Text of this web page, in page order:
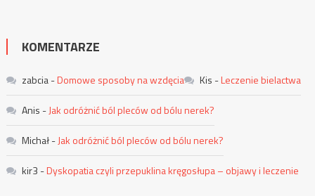
KOMENTARZE
zabcia-Domowe sposoby na wzdęcia Kis -Leczenie bielactwa
Anis -Jak odróżnić ból pleców od bólu nerek?
Michał-Jak odróżnić ból pleców od bólu nerek?
kir3 -Dyskopatia czyli przepuklina kręgosłupa – objawy i leczenie